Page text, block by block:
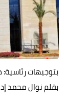
بتوجيهات
بقلم نوال محمد